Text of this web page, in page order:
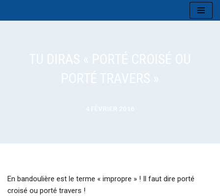
TU DIRAS « PORTÉ CROISÉ OU
PORTÉ TRAVERS »
4 FÉVRIER 2016
En bandoulière est le terme « impropre » ! Il faut dire porté
croisé ou porté travers !